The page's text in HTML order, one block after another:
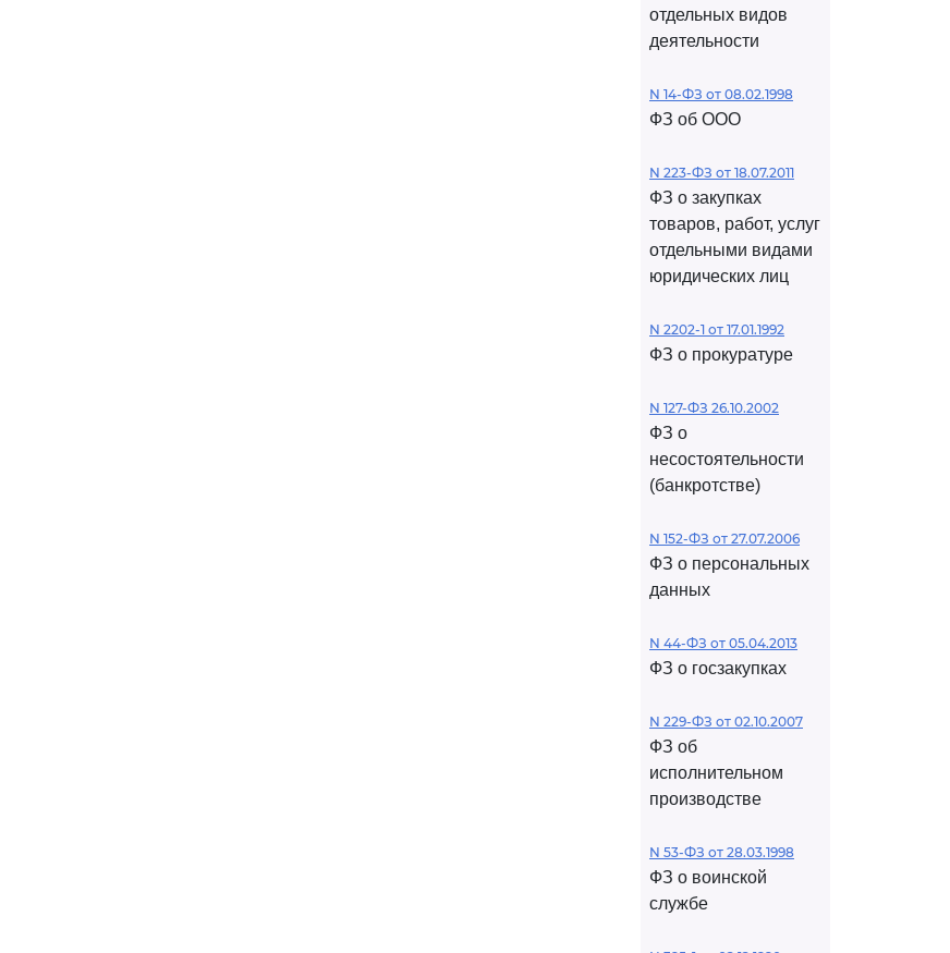
отдельных видов
деятельности
N 14-ФЗ от 08.02.1998
ФЗ об ООО
N 223-ФЗ от 18.07.2011
ФЗ о закупках
товаров, работ, услуг
отдельными видами
юридических лиц
N 2202-1 от 17.01.1992
ФЗ о прокуратуре
N 127-ФЗ 26.10.2002
ФЗ о
несостоятельности
(банкротстве)
N 152-ФЗ от 27.07.2006
ФЗ о персональных
данных
N 44-ФЗ от 05.04.2013
ФЗ о госзакупках
N 229-ФЗ от 02.10.2007
ФЗ об
исполнительном
производстве
N 53-ФЗ от 28.03.1998
ФЗ о воинской
службе